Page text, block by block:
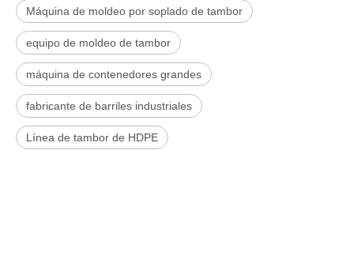
Máquina de moldeo por soplado de tambor
equipo de moldeo de tambor
máquina de contenedores grandes
fabricante de barriles industriales
Línea de tambor de HDPE